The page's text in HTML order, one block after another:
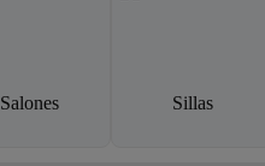
Salones Sillas